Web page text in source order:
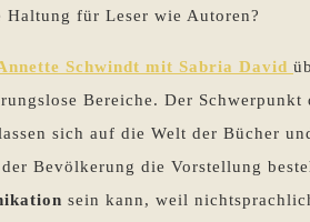
für Leser wie Autoren?
Schwindt mit Sabria David
Bereiche. Der Schwerpunkt
sich auf die Welt der Bücher
Bevölkerung die Vorstellung
sein kann, weil